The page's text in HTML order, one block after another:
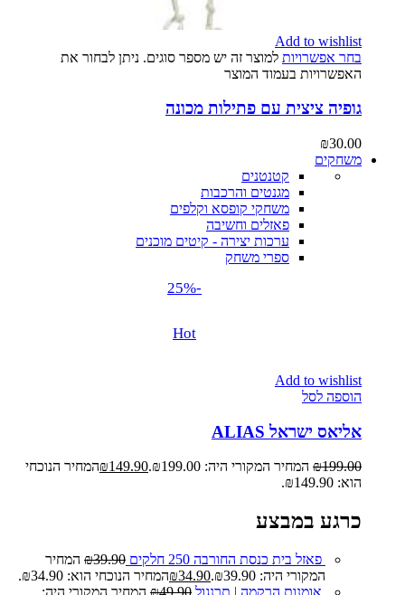
Add to wishlist
בחר אפשרויות למוצר זה יש מספר סוגים. ניתן לבחור את
האפשרויות בעמוד המוצר
גופיה ציצית עם פתילות מכונה
₪30.00
משחקים
קטנטנים
מגנטים והרכבות
משחקי קופסא וקלפים
פאזלים וחשיבה
ערכות יצירה - קיטים מוכנים
ספרי משחק
-25%
Hot
Add to wishlist
הוספה לסל
אליאס ישראל ALIAS
₪199.00 המחיר המקורי היה: ₪199.00. ₪149.90
המחיר הנוכחי
הוא: ₪149.90.
כרגע במבצע
פאזל בית כנסת החורבה 250 חלקים ₪39.90
המחיר
המקורי היה: ₪39.90.
₪34.90
המחיר הנוכחי הוא: ₪34.90.